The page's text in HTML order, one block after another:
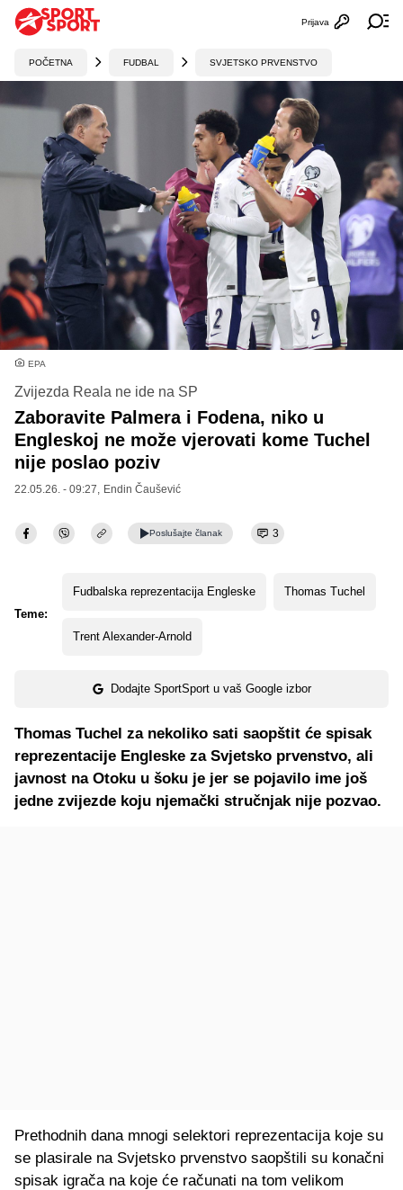
Otvori
Prijava
POČETNA FUDBAL SVJETSKO PRVENSTVO
EPA
Zvijezda Reala ne ide na SP
Zaboravite Palmera i Fodena, niko u
Engleskoj ne može vjerovati kome Tuchel
nije poslao poziv
22.05.26. - 09:27, Endin Čaušević
Poslušajte članak 3
Teme:
Fudbalska reprezentacija Engleske Thomas Tuchel
Trent Alexander-Arnold
Dodajte SportSport u vaš Google izbor
Thomas Tuchel za nekoliko sati saopštit će spisak
reprezentacije Engleske za Svjetsko prvenstvo, ali
javnost na Otoku u šoku je jer se pojavilo ime još
jedne zvijezde koju njemački stručnjak nije pozvao.
Prethodnih dana mnogi selektori reprezentacija koje su
se plasirale na Svjetsko prvenstvo saopštili su konačni
spisak igrača na koje će računati na tom velikom